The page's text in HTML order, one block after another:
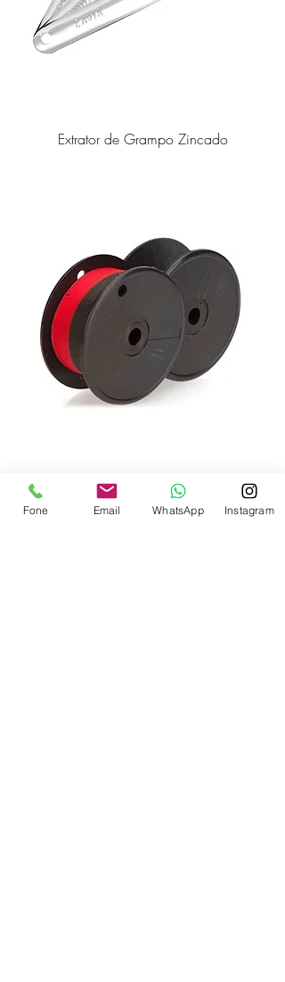
Extrator de Grampo Zincado
Fitas para Calculadoras e Máquinas
Fone Email WhatsApp Instagram